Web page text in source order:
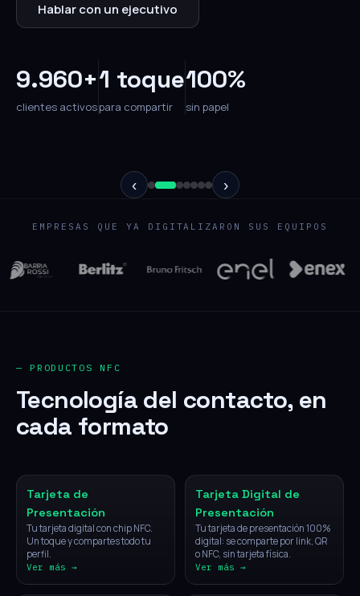
Hablar con un ejecutivo
9.960+
clientes activos
1 toque
para compartir
100%
sin papel
‹ ›
EMPRESAS QUE YA DIGITALIZARON SUS EQUIPOS
— PRODUCTOS NFC
Tecnología del contacto, en
cada formato
Tarjeta de
Presentación
Tu tarjeta digital con chip NFC.
Un toque y compartes todo tu
perfil.
Ver más →
Tarjeta Digital de
Presentación
Tu tarjeta de presentación 100%
digital: se comparte por link, QR
o NFC, sin tarjeta física.
Ver más →
NFC NFC